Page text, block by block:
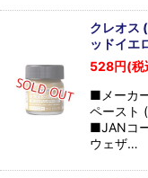
クレオス
ッドイエ
528円(税
■メーカ
ペースト
■JANコ
ウェザ…